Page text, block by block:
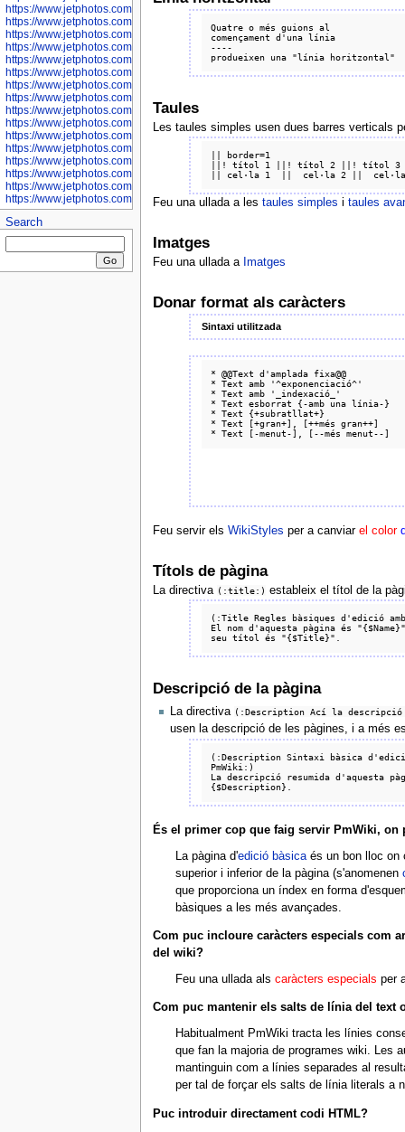
https://www.jetphotos.com/photographer/601281
https://www.jetphotos.com/photographer/601284
https://www.jetphotos.com/photographer/601285
https://www.jetphotos.com/photographer/601286
https://www.jetphotos.com/photographer/601287
https://www.jetphotos.com/photographer/601288
https://www.jetphotos.com/photographer/601291
https://www.jetphotos.com/photographer/601293
https://www.jetphotos.com/photographer/602776
https://www.jetphotos.com/photographer/602777
https://www.jetphotos.com/photographer/602955
https://www.jetphotos.com/photographer/602956
https://www.jetphotos.com/photographer/602957
https://www.jetphotos.com/photographer/602959
https://www.jetphotos.com/photographer/602960
https://www.jetphotos.com/photographer/602961
Search
Quatre o més guions al
començament d'una línia
----
Taules
Les taules simples usen dues barres verticals
|| border=1
||! títol 1 ||! títol 2 ||! títol 3
Feu una ullada a les taules simples i taules
Imatges
Feu una ullada a Imatges
Donar format als caràcters
Sintaxi utilitzada
* @@Text d'amplada fixa@@
* Text amb '^exponenciació^'
* Text amb '_indexació_'
* Text esborrat {-amb una línia-}
* Text {+subratllat+}
* Text [+gran+], [++més gran++]
Feu servir els WikiStyles per a canviar el color
Títols de pàgina
La directiva (:title:) estableix el títol de la
(:Title Regles bàsiques d'edició
El nom d'aquesta pàgina és
Descripció de la pàgina
La directiva (:Description Ací la
usen la descripció de les pàgines, i a més
(:Description Sintaxi bàsica
PmWiki:)
La descripció resumida d'aquesta
És el primer cop que faig servir PmWiki,
La pàgina d'edició bàsica és un bon lloc on
superior i inferior de la pàgina (s'anomenen
que proporciona un índex en forma
bàsiques a les més avançades.
Com puc incloure caràcters especials com
del wiki?
Feu una ullada alscaràcters especials per
Com puc mantenir els salts de línia del text
Habitualment PmWiki tracta les línies
que fan la majoria de programes wiki. Les
mantinguin com a línies separades al
per tal de forçar els salts de línia literals a
Puc introduir directament codi HTML?